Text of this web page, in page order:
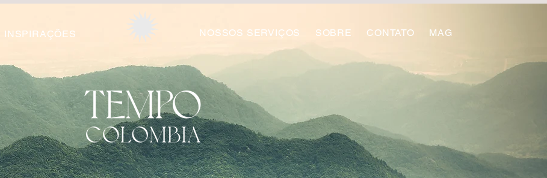
INSPIRAÇÕES NOSSOS SERVIÇOS SOBRE CONTATO MAG